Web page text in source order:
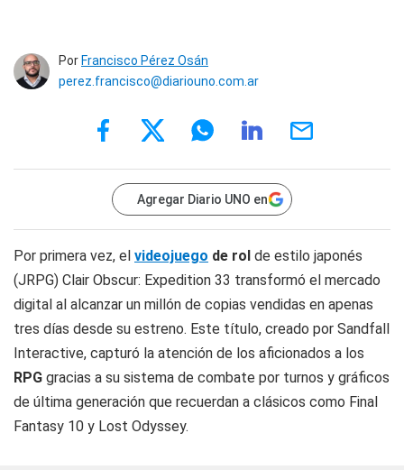
Por Francisco Pérez Osán
perez.francisco@diariouno.com.ar
Agregar Diario UNO en
Por primera vez, el videojuego de rol de estilo japonés
(JRPG) Clair Obscur: Expedition 33 transformó el mercado
digital al alcanzar un millón de copias vendidas en apenas
tres días desde su estreno. Este título, creado por Sandfall
Interactive, capturó la atención de los aficionados a los
RPG gracias a su sistema de combate por turnos y gráficos
de última generación que recuerdan a clásicos como Final
Fantasy 10 y Lost Odyssey.